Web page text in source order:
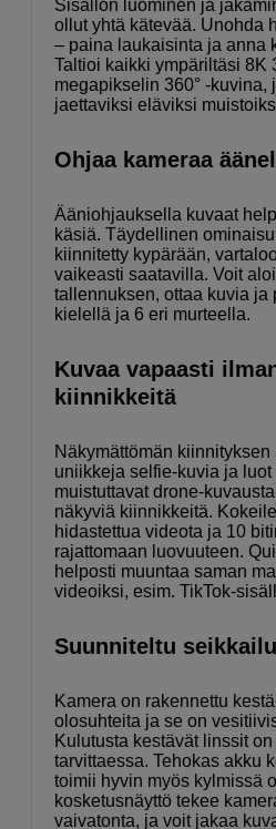
Sisällön luominen ja
ollut yhtä kätevää. Unohda
– paina laukaisinta ja anna
Taltioi kaikki ympäriltäsi 8K
megapikselin 360° -kuvina,
jaettaviksi eläviksi
Ohjaa kameraa
Ääniohjauksella kuvaat
käsiä. Täydellinen
kiinnitetty kypärään,
vaikeasti saatavilla. Voit
tallennuksen, ottaa kuvia ja
kielellä ja 6 eri murteella.
Kuvaa vapaasti
kiinnikkeitä
Näkymättömän
uniikkeja selfie-kuvia ja
muistuttavat drone-
näkyviä kiinnikkeitä.
hidastettua videota ja 10
rajattomaan luovuuteen.
helposti muuntaa saman
videoiksi, esim. TikTok-
Suunniteltu
Kamera on rakennettu
olosuhteita ja se on
Kulutusta kestävät linssit
tarvittaessa. Tehokas akku
toimii hyvin myös kylmissä
kosketusnäyttö tekee
vaivatonta, ja voit jakaa